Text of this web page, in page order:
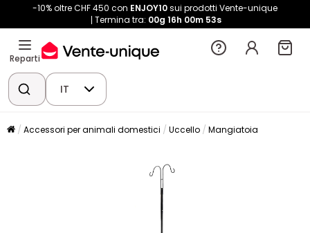
-10% oltre CHF 450 con ENJOY10sui prodotti Vente-unique
Termina tra: 00g 16h 00m 53s
Reparti
IT
Accessori per animali domestici Uccello Mangiatoia